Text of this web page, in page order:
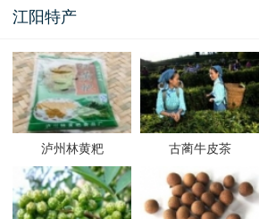
江阳特产
泸州林黄粑 古蔺牛皮茶